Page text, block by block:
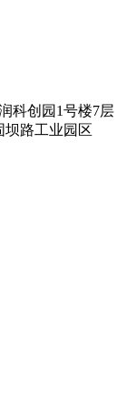
科创园1号楼7层
坝路工业园区